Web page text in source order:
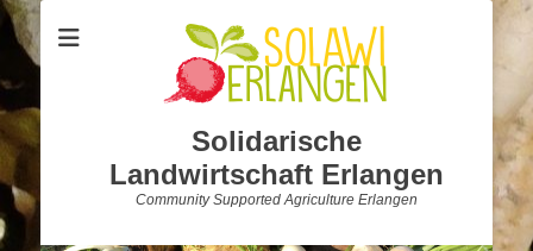
Solidarische
Landwirtschaft Erlangen
Community Supported Agriculture Erlangen